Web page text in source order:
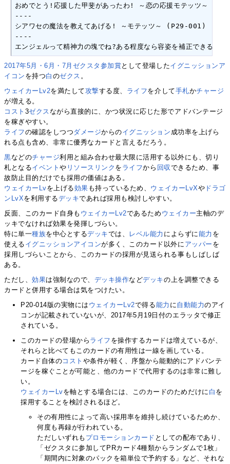
おめでとう!応援した甲斐があったわ! ～恋の応援モテッツ～
----
シアワセの魔法を教えてあげる! ～モテッツ～ (P29-001)
----
エンジェルって精神力の塊でね?ある程度なら容姿を補正できる
2017年5月・6月・7月ゼクスタ参加賞として登場したイグニッションア
イコン を持つ白 のゼクス 。
ウェイカーLv2を満たして攻撃する度、 ライフを介して手札かチャージ
が増える。
コスト 3ゼクス ながら直接的に、かつ状況に応じた形でアドバンテージ
を稼ぎやすい。
ライフの確認をしつつダメージからのイグニッション 成功率を上げら
れる点も含め、非常に優秀なカードと言えるだろう。
黒などのチャージ利用と組み合わせ最大限に活用する以外にも、切り
札となるイベントや リソースリンク を ライフから 回収できるため、事
故防止目的だけでも採用の価値はある。
ウェイカーLvを上げる効果 も持っているため、 ウェイカーLvXや ドラゴ
ンLvXを利用するデッキであれば採用も検討しやすい。
反面、このカード自身も ウェイカーLv2であるため ウェイカー主軸のデ
ッキでなければ効果を発揮しづらい。
特に単一種族を中心とするデッキでは、 レベル能力 によらずに能力 を
使える イグニッションアイコンが多く、このカード以外に アッパー を
採用しづらいことから、このカードの採用が見送られる事もしばしば
ある。
ただし、効果は強制なので、 デッキ操作などデッキの上を調整できる
カードと併用する場合は気をつけたい。
P20-014版の実物には ウェイカーLv2で得る能力 に自動能力のアイ
コンが記載されていないが、2017年5月19日付のエラッタで修正
されている。
このカードの登場から ライフ を操作するカードは増えているが、
それらと比べてもこのカードの有用性は一線を画している。
カード自体のコスト や条件が軽く、序盤から能動的にアドバンテ
ージを稼ぐことが可能と、他のカードで代用するのは非常に難し
い。
ウェイカーLvを軸とする場合には、このカードのためだけに 白 を
採用することを検討されるほど。
その有用性によって高い採用率を維持し続けているためか、
何度も再録が行われている。
ただしいずれも プロモーションカード としての配布であり、
「ゼクスタに参加してPRカード4種類からランダムで1枚」
「期間内に対象のパックを箱単位で予約する」など、それな